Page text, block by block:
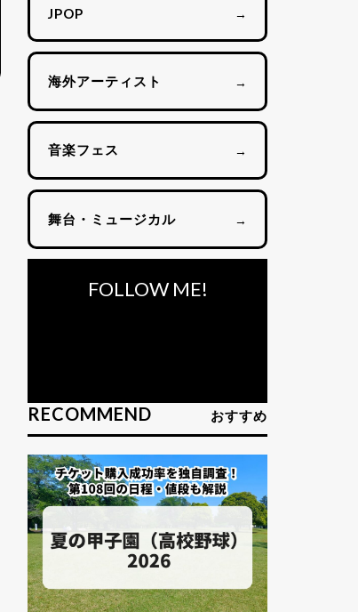
JPOP →
海外アーティスト →
音楽フェス →
舞台・ミュージカル →
FOLLOW ME!
RECOMMEND おすすめ